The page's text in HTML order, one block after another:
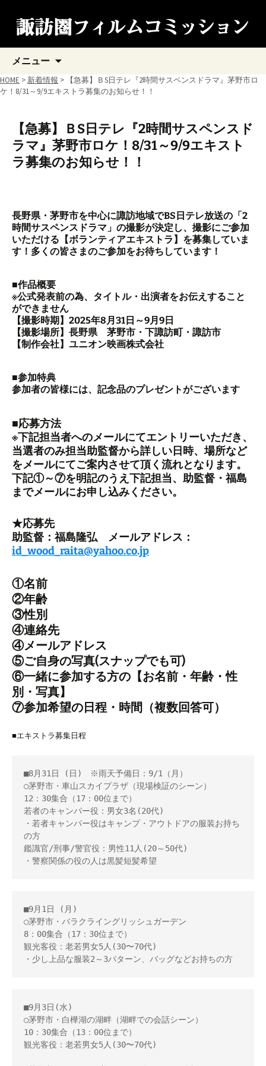
メニュー
テ
ン
ツ
キ
ッ
プ
HOME > 新着情報 > 【急募】ＢS日テレ『2時間サスペンスドラマ』茅野市ロ
ケ！8/31～9/9エキストラ募集のお知らせ！！
【急募】ＢS日テレ『2時間サスペンスド
ラマ』茅野市ロケ！8/31～9/9エキスト
ラ募集のお知らせ！！
長野県・茅野市を中心に諏訪地域でBS日テレ放送の「2
時間サスペンスドラマ」の撮影が決定し、撮影にご参加
いただける【ボランティアエキストラ】を募集していま
す！多くの皆さまのご参加をお待ちしています！
■作品概要
※公式発表前の為、タイトル・出演者をお伝えすること
ができません
【撮影時期】2025年8月31日～9月9日
【撮影場所】長野県 茅野市・下諏訪町・諏訪市
【制作会社】ユニオン映画株式会社
■参加特典
参加者の皆様には、記念品のプレゼントがございます
■応募方法
※下記担当者へのメールにてエントリーいただき、
当選者のみ担当助監督から詳しい日時、場所など
をメールにてご案内させて頂く流れとなります。
下記①～⑦を明記のうえ下記担当、助監督・福島
までメールにお申し込みください。
★応募先
助監督：福島隆弘 メールアドレス：
id_wood_raita@yahoo.co.jp
①名前
②年齢
③性別
④連絡先
④メールアドレス
⑤ご自身の写真(スナップでも可)
⑥一緒に参加する方の【お名前・年齢・性
別・写真】
⑦参加希望の日程・時間（複数回答可）
■エキストラ募集日程
■8月31日 (日)　※雨天予備日：9/1（月）
○茅野市・車山スカイプラザ（現場検証のシーン）
12：30集合（17：00位まで）
若者のキャンパー役：男女3名(20代)
・若者キャンパー役はキャンプ・アウトドアの服装お持ち
の方
鑑識官/刑事/警官役：男性11人(20～50代)
・警察関係の役の人は黒髪短髪希望
■9月1日 (月)
○茅野市・バラクライングリッシュガーデン
8：00集合（17：30位まで）
観光客役：老若男女5人(30〜70代)
・少し上品な服装2～3パターン、バッグなどお持ちの方
■9月3日(水)
○茅野市・白樺湖の湖畔（湖畔での会話シーン）
10：30集合（13：00位まで）
観光客役：老若男女5人(30〜70代)